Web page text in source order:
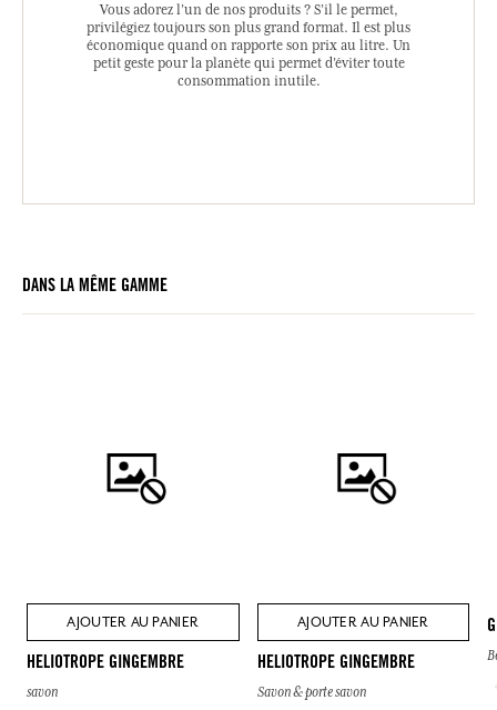
Vous adorez l’un de nos produits ? S’il le permet,
privilégiez toujours son plus grand format. Il est plus
économique quand on rapporte son prix au litre. Un
petit geste pour la planète qui permet d’éviter toute
consommation inutile.
DANS LA MÊME GAMME
AJOUTER AU PANIER
HELIOTROPE GINGEMBRE
savon
AJOUTER AU PANIER
HELIOTROPE GINGEMBRE
Savon & porte savon